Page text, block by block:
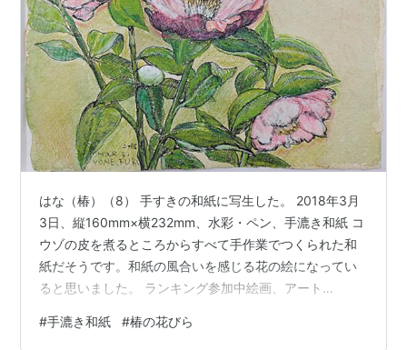
はな（椿）（8） 手すきの和紙に写生した。 2018年3月
3日、縦160mm×横232mm、水彩・ペン、手漉き和紙 コ
ウゾの皮を煮るところからすべて手作業でつくられた和
紙だそうです。和紙の風合いを感じる花の絵になってい
ると思いました。 ランキング参加中絵画、アート
#手漉き和紙 #椿の花びら